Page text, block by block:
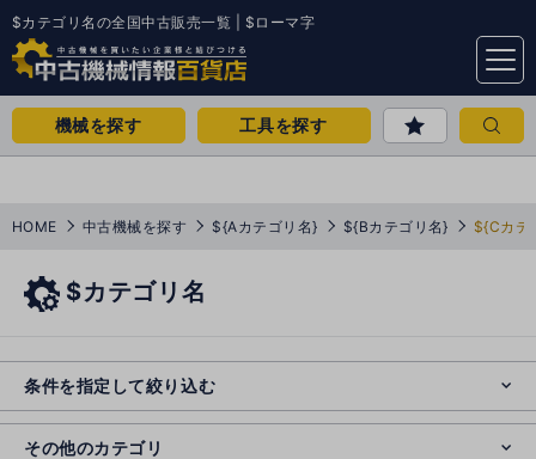
$カテゴリ名の全国中古販売一覧 | $ローマ字
menu
機械を探す 工具を探す
HOME 中古機械を探す ${Aカテゴリ名} ${Bカテゴリ名} ${Cカテ
$カテゴリ名
条件を指定して絞り込む
その他のカテゴリ
o
s
e